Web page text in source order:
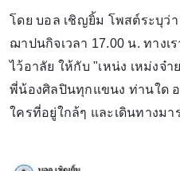
โดย บอล เชิญยิ้ม โพสต์ระบุว่
ฌาปนกิจเวลา 17.00 น. ทางเ
ไว้อาลัย ให้กับ "เหน่ง เหม่งจ๋
พี่น้องศิลปินทุกแขนง ท่านใด
ใครที่อยู่ใกล้ๆ และเดินทางม